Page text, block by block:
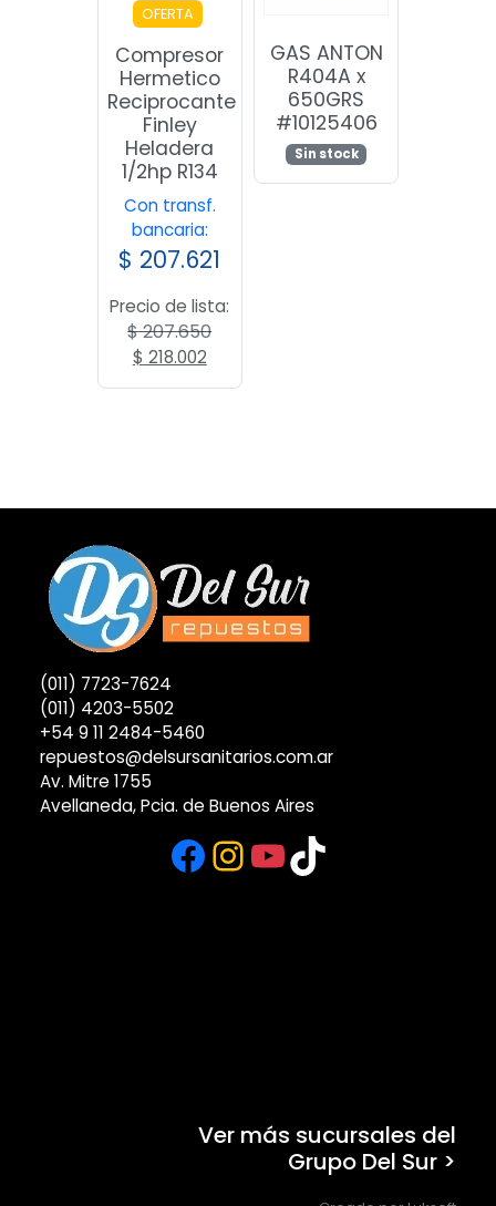
OFERTA
Compresor
Hermetico
Reciprocante
Finley
Heladera
1/2hp R134
Con transf.
bancaria:
$ 207.621
Precio de lista:
$207.650
El
$ 218.002El
precio
GAS ANTON
R404A x
650GRS
#10125406
Sin stock
(011) 7723-7624
(011) 4203-5502
+54 9 11 2484-5460
repuestos@delsursanitarios.com.ar
Av. Mitre 1755
Avellaneda, Pcia. de Buenos Aires
Facebook
Instagram
YouTube
TikTok
Ver más sucursales del
Grupo Del Sur >